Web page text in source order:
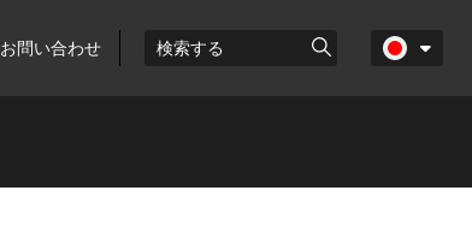
お問い合わせ